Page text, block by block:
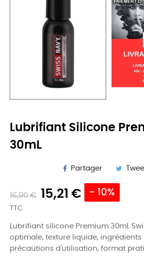
Lubrifiant Silicone
30mL
Partager
16,90 € 15,21 € - 10%
TTC
Lubrifiant silicone Premium 30mL
optimale, texture liquide, ingrédients
précautions d'utilisation, format